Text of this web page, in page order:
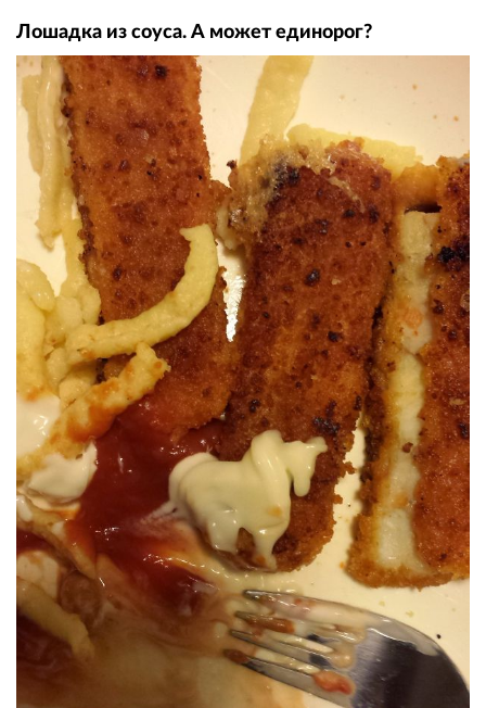
Лошадка из соуса. А может единорог?